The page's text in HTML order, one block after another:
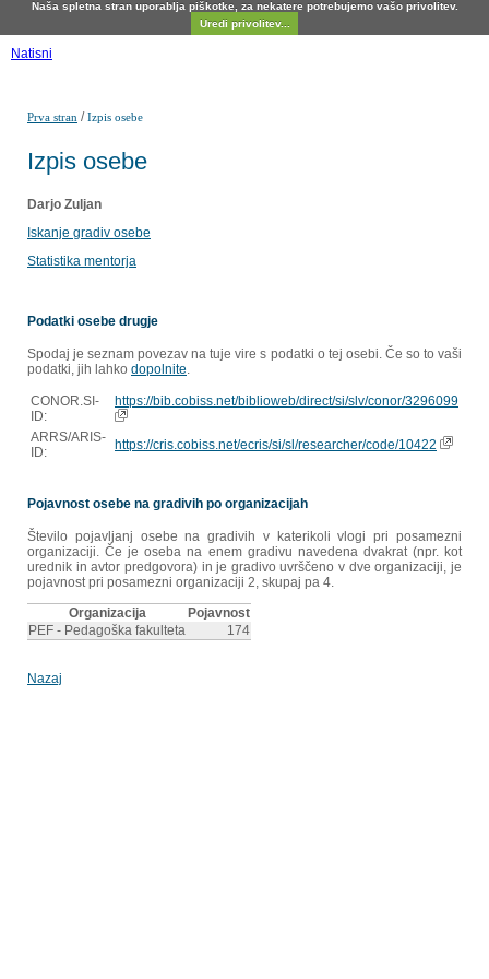
Naša spletna stran uporablja piškotke, za nekatere potrebujemo vašo privolitev.
Uredi privolitev...
Natisni
Prva stran /Izpis osebe
Izpis osebe
Darjo Zuljan
Iskanje gradiv osebe
Statistika mentorja
Podatki osebe drugje
Spodaj je seznam povezav na tuje vire s podatki o tej osebi. Če so to vaši
podatki, jih lahko dopolnite.
CONOR.SI-
ID:
https://bib.cobiss.net/biblioweb/direct/si/slv/conor/3296099
ARRS/ARIS-
ID:
https://cris.cobiss.net/ecris/si/sl/researcher/code/10422
Pojavnost osebe na gradivih po organizacijah
Število pojavljanj osebe na gradivih v katerikoli vlogi pri posamezni
organizaciji. Če je oseba na enem gradivu navedena dvakrat (npr. kot
urednik in avtor predgovora) in je gradivo uvrščeno v dve organizaciji, je
pojavnost pri posamezni organizaciji 2, skupaj pa 4.
Organizacija
Pojavnost
PEF - Pedagoška fakulteta
174
Nazaj